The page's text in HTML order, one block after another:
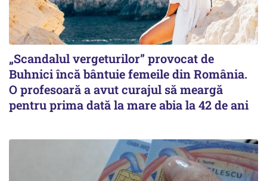
„Scandalul vergeturilor” provocat de
Buhnici încă bântuie femeile din România.
O profesoară a avut curajul să meargă
pentru prima dată la mare abia la 42 de ani